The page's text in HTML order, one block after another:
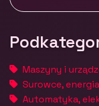
Maszyny i
Surowce,
Automatyka,